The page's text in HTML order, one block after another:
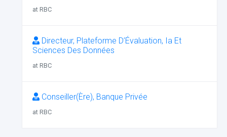
at RBC
Directeur, Plateforme D’Évaluation, Ia Et
Sciences Des Données
at RBC
Conseiller(Ère), Banque Privée
at RBC